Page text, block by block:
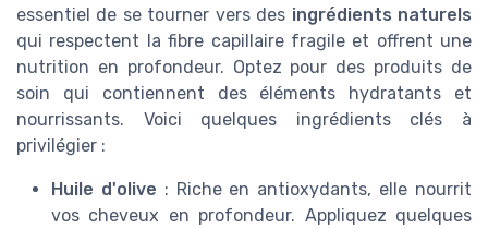
essentiel de se tourner vers des ingrédients naturels
qui respectent la fibre capillaire fragile et offrent une
nutrition en profondeur. Optez pour des produits de
soin qui contiennent des éléments hydratants et
nourrissants. Voici quelques ingrédients clés à
privilégier :
Huile d'olive : Riche en antioxydants, elle nourrit
vos cheveux en profondeur. Appliquez quelques